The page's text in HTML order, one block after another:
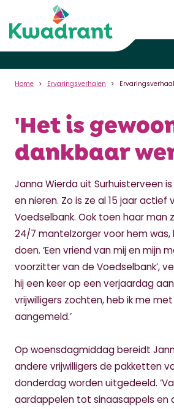
Home Ervaringsverhalen
'Het is
dankbaar
Janna Wierda uit Surhuisterveen
en nieren. Zo is ze al 15 jaar actief
Voedselbank. Ook toen haar man
24/7 mantelzorger voor hem was,
doen. ‘Een vriend van mij en mijn
voorzitter van de Voedselbank’,
hij een keer op een verjaardag
vrijwilligers zochten, heb ik me
aangemeld.’
Op woensdagmiddag bereidt
andere vrijwilligers de pakketten
donderdag worden uitgedeeld.
aardappelen tot sinaasappels en